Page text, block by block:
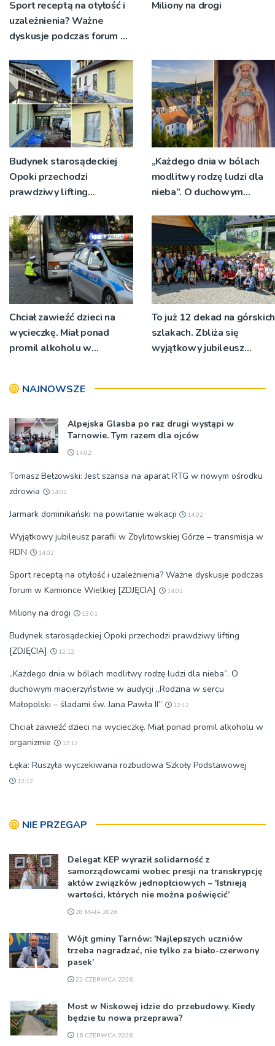
Sport receptą na otyłość i
uzależnienia? Ważne
dyskusje podczas forum w
[ZDJĘCIA]
Miliony na drogi
Budynek starosądeckiej
Opoki przechodzi
prawdziwy lifting
„Każdego dnia w bólach
modlitwy rodzę ludzi dla
nieba”. O duchowym
„Rodzina w sercu
Małopolski – śladami św.
Jana Pawła II”
Chciał zawieźć dzieci na
wycieczkę. Miał ponad
promil alkoholu w
To już 12 dekad na górskich
szlakach. Zbliża się
wyjątkowy jubileusz
NAJNOWSZE
Alpejska Glasba po raz drugi wystąpi w
Tarnowie. Tym razem dla ojców
14:02
Tomasz Bełzowski: Jest szansa na aparat RTG w nowym ośrodku
zdrowia
14:02
Jarmark dominikański na powitanie wakacji 14:02
Wyjątkowy jubileusz parafii w Zbylitowskiej Górze – transmisja w
RDN
14:02
Sport receptą na otyłość i uzależnienia? Ważne dyskusje podczas
forum w Kamionce Wielkiej [ZDJĘCIA]
14:02
Miliony na drogi 13:01
Budynek starosądeckiej Opoki przechodzi prawdziwy lifting
[ZDJĘCIA]
12:12
„Każdego dnia w bólach modlitwy rodzę ludzi dla nieba”. O
duchowym macierzyństwie w audycji „Rodzina w sercu
Małopolski – śladami św. Jana Pawła II”
12:12
Chciał zawieźć dzieci na wycieczkę. Miał ponad promil alkoholu w
organizmie
12:12
Łęka: Ruszyła wyczekiwana rozbudowa Szkoły Podstawowej
12:12
NIE PRZEGAP
Delegat KEP wyraził solidarność z
samorządowcami wobec presji na transkrypcję
aktów związków jednopłciowych – 'Istnieją
wartości, których nie można poświęcić’
28 MAJA 2026
Wójt gminy Tarnów: 'Najlepszych uczniów
trzeba nagradzać, nie tylko za biało-czerwony
pasek’
22 CZERWCA 2026
Most w Niskowej idzie do przebudowy. Kiedy
będzie tu nowa przeprawa?
16 CZERWCA 2026